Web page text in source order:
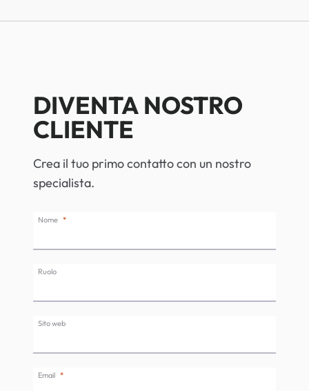
DIVENTA NOSTRO
CLIENTE
Crea il tuo primo contatto con un nostro
specialista.
Nome
Ruolo
Sito web
Email